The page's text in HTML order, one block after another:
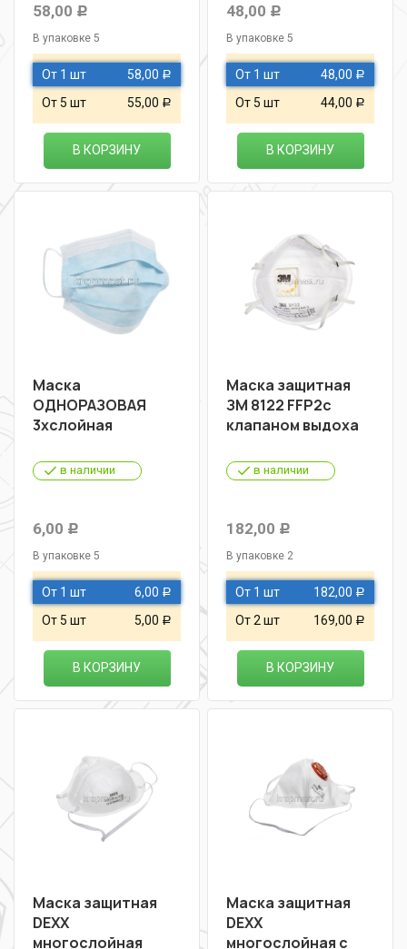
58,00 Р
В упаковке 5
От 1 шт 58,00 Р
От 5 шт 55,00 Р
В КОРЗИНУ
48,00 Р
В упаковке 5
От 1 шт 48,00 Р
От 5 шт 44,00 Р
В КОРЗИНУ
Маска
ОДНОРАЗОВАЯ
3хслойная
в наличии
6,00 Р
В упаковке 5
От 1 шт 6,00 Р
От 5 шт 5,00 Р
В КОРЗИНУ
Маска защитная
ЗМ 8122 FFP2с
клапаном выдоха
в наличии
182,00 Р
В упаковке 2
От 1 шт 182,00 Р
От 2 шт 169,00 Р
В КОРЗИНУ
Маска защитная
DEXX
многослойная
Маска защитная
DEXX
многослойная c